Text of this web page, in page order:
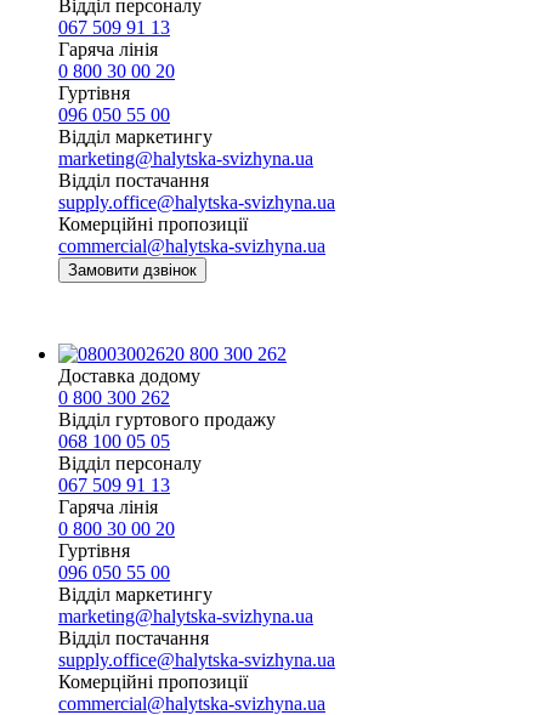
Відділ персоналу
067 509 91 13
Гаряча лінія
0 800 30 00 20
Гуртівня
096 050 55 00
Відділ маркетингу
marketing@halytska-svizhyna.ua
Відділ постачання
supply.office@halytska-svizhyna.ua
Комерційні пропозиції
commercial@halytska-svizhyna.ua
Замовити дзвінок
0 800 300 262
Доставка додому
0 800 300 262
Відділ гуртового продажу
068 100 05 05​
Відділ персоналу
067 509 91 13
Гаряча лінія
0 800 30 00 20
Гуртівня
096 050 55 00
Відділ маркетингу
marketing@halytska-svizhyna.ua
Відділ постачання
supply.office@halytska-svizhyna.ua
Комерційні пропозиції
commercial@halytska-svizhyna.ua